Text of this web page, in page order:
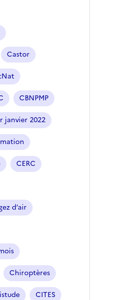
Castor
CBNPMP
janvier 2022
CERC
d’air
Chiroptères
CITES